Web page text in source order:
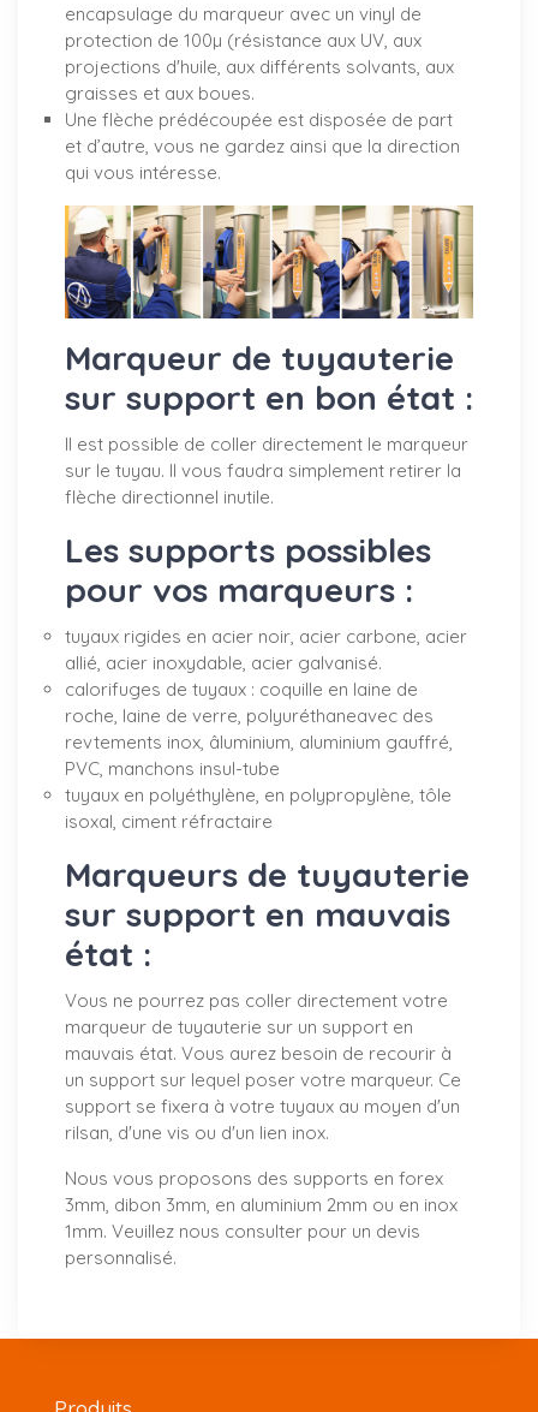
encapsulage du marqueur avec un vinyl de
protection de 100µ (résistance aux UV, aux
projections d'huile, aux différents solvants, aux
graisses et aux boues.
Une flèche prédécoupée est disposée de part
et d’autre, vous ne gardez ainsi que la direction
qui vous intéresse.
Marqueur de tuyauterie
sur support en bon état :
Il est possible de coller directement le marqueur
sur le tuyau. Il vous faudra simplement retirer la
flèche directionnel inutile.
Les supports possibles
pour vos marqueurs :
tuyaux rigides en acier noir, acier carbone, acier
allié, acier inoxydable, acier galvanisé.
calorifuges de tuyaux : coquille en laine de
roche, laine de verre, polyuréthaneavec des
revtements inox, âluminium, aluminium gauffré,
PVC, manchons insul-tube
tuyaux en polyéthylène, en polypropylène, tôle
isoxal, ciment réfractaire
Marqueurs de tuyauterie
sur support en mauvais
état :
Vous ne pourrez pas coller directement votre
marqueur de tuyauterie sur un support en
mauvais état. Vous aurez besoin de recourir à
un support sur lequel poser votre marqueur. Ce
support se fixera à votre tuyaux au moyen d'un
rilsan, d'une vis ou d'un lien inox.
Nous vous proposons des supports en forex
3mm, dibon 3mm, en aluminium 2mm ou en inox
1mm. Veuillez nous consulter pour un devis
personnalisé.